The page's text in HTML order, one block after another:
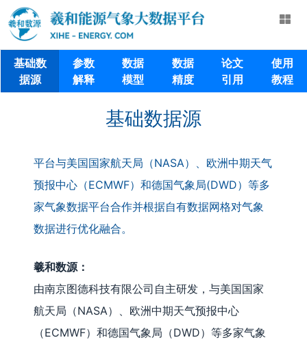
基础数
据源
参数
解释
数据
模型
数据
精度
论文
引用
使用
教程
基础数据源
平台与美国国家航天局（NASA）、欧洲中期天气
预报中心（ECMWF）和德国气象局(DWD）等多
家气象数据平台合作并根据自有数据网格对气象
数据进行优化融合。
羲和数源：
由南京图德科技有限公司自主研发，与美国国家
航天局（NASA）、欧洲中期天气预报中心
（ECMWF）和德国气象局（DWD）等多家气象